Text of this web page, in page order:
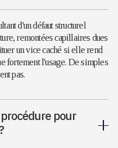
d'un défaut structurel
remontées capillaires dues
un vice caché si elle rend
fortement l'usage. De simples
pas.
pour